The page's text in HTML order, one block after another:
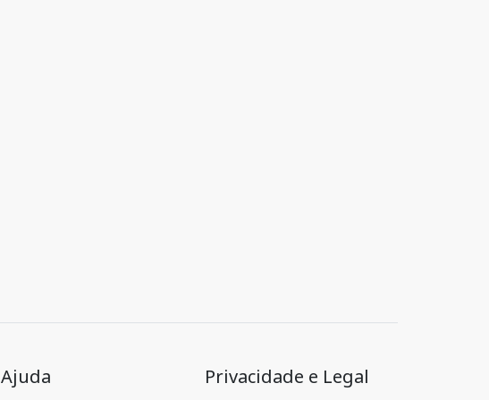
Ajuda Privacidade e Legal